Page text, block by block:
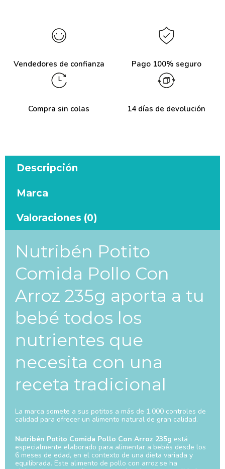
Vendedores de confianza Pago 100% seguro
Compra sin colas 14 días de devolución
Descripción
Marca
Valoraciones (0)
Nutribén Potito
Comida Pollo Con
Arroz 235g aporta a tu
bebé todos los
nutrientes que
necesita con una
receta tradicional
La marca somete a sus potitos a más de 1.000 controles de
calidad para ofrecer un alimento natural de gran calidad.
Nutribén Potito Comida Pollo Con Arroz 235g está
especialmente elaborado para alimentar a bebés desde los
6 meses de edad, en el contexto de una dieta variada y
equilibrada. Este alimento de pollo con arroz se ha